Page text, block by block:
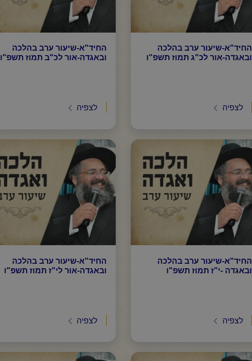
החיד"א-שיעור ערב בהלכה
ובאגדה-אור לכ"ג תמוז תשפ"ו
לצפיה
החיד"א-שיעור ערב בהלכה
ובאגדה-אור לכ"ב תמוז תשפ"ו
לצפיה
החיד"א-שיעור ערב בהלכה
ובאגדה -י"ז תמוז תשפ"ו
לצפיה
החיד"א-שיעור ערב בהלכה
ובאגדה-אור לי"ז תמוז תשפ"ו
לצפיה